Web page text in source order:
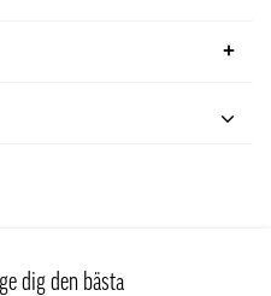
dig den bästa